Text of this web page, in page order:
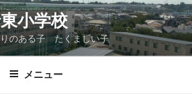
小学校
のある子 たくましい子
メニュー